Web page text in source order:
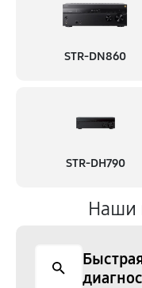
STR-DN860
STR-DH790
Наши